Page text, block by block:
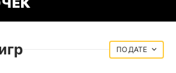
ДАТЕ